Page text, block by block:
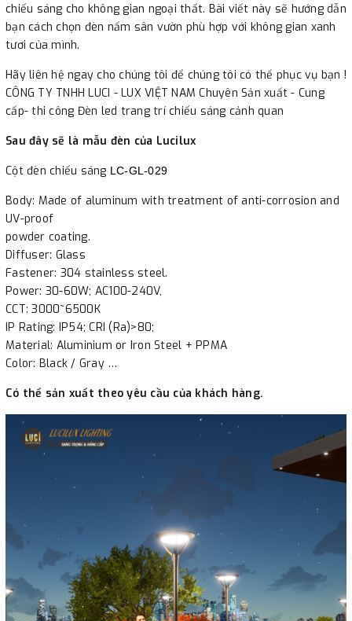
chiếu sáng cho không gian ngoại thất. Bài viết này sẽ hướng dẫn
bạn cách chọn đèn nấm sân vườn phù hợp với không gian xanh
tươi của mình.
Hãy liên hệ ngay cho chúng tôi để chúng tôi có thể phục vụ bạn !
CÔNG TY TNHH LUCI - LUX VIỆT NAM Chuyên Sản xuất - Cung
cấp- thi công Đèn led trang trí chiếu sáng cảnh quan
Sau đây sẽ là mẫu đèn của Lucilux
Cột đèn chiếu sáng LC-GL-029
Body: Made of aluminum with treatment of anti-corrosion and
UV-proof
powder coating.
Diffuser: Glass
Fastener: 304 stainless steel.
Power: 30-60W; AC100-240V,
CCT: 3000~6500K
IP Rating: IP54; CRI (Ra)>80;
Material: Aluminium or Iron Steel + PPMA
Color: Black / Gray …
Có thể sản xuất theo yêu cầu của khách hàng.